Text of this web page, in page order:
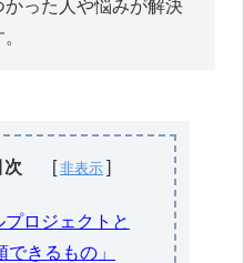
った人や悩みが解決
次
ロジェクトと
きるもの」